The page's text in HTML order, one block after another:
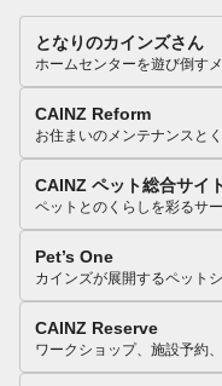
となりのカインズさん
ホームセンターを遊び倒す
CAINZ Reform
お住まいのメンテナンスと
CAINZ ペット総合サイ
ペットとのくらしを彩るサ
Pet’s One
カインズが展開するペット
CAINZ Reserve
ワークショップ、施設予約